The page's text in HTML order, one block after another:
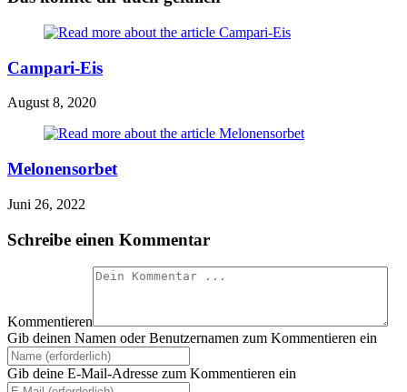
Campari-Eis
August 8, 2020
Melonensorbet
Juni 26, 2022
Schreibe einen Kommentar
Kommentieren
Gib deinen Namen oder Benutzernamen zum Kommentieren ein
Gib deine E-Mail-Adresse zum Kommentieren ein